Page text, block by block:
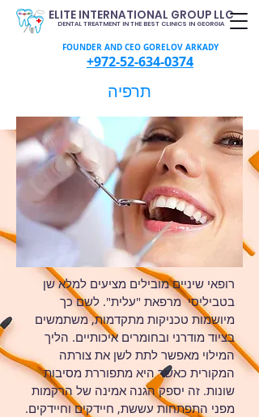
ELITE INTERNATIONAL GROUP LLC
DENTAL TREATMENT IN THE BEST CLINICS IN GEORGIA
+972-52-634-0374
FOUNDER AND CEO GORELOV ARKADY
​תרפיה
רופאי שיניים מובילים מציעים למלא שן
בטביליסי מרפאת "עלית". לשם כך
מיושמות טכניקות מתקדמות, משתמשים
בציוד מודרני ובחומרים איכותיים. הליך
המילוי מאפשר לתת לשן את צורתה
המקורית כאשר היא מתפוררת מסיבות
שונות. זה יספק הגנה אמינה של הרקמות
מפני התפתחות עששת, חיידקים וחיידקים.